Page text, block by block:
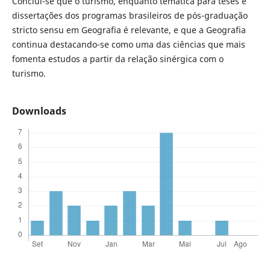
dissertações dos programas brasileiros de pós-graduação
stricto sensu em Geografia é relevante, e que a Geografia
continua destacando-se como uma das ciências que mais
fomenta estudos a partir da relação sinérgica com o
turismo.
Downloads